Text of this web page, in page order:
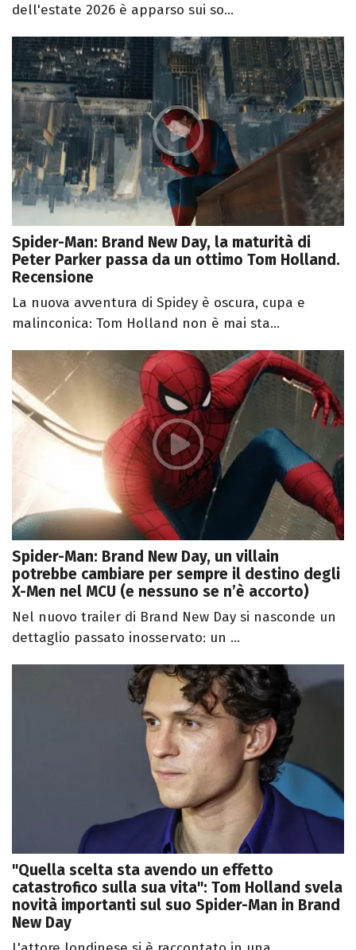
dell'estate 2026 è apparso sui so...
Spider-Man: Brand New Day, la maturità di
Peter Parker passa da un ottimo Tom Holland.
Recensione
La nuova avventura di Spidey è oscura, cupa e
malinconica: Tom Holland non è mai sta...
Spider-Man: Brand New Day, un villain
potrebbe cambiare per sempre il destino degli
X-Men nel MCU (e nessuno se n’è accorto)
Nel nuovo trailer di Brand New Day si nasconde un
dettaglio passato inosservato: un ...
"Quella scelta sta avendo un effetto
catastrofico sulla sua vita": Tom Holland svela
novità importanti sul suo Spider-Man in Brand
New Day